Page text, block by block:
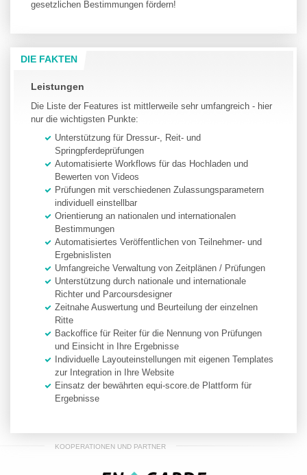
gesetzlichen Bestimmungen fördern!
DIE FAKTEN
Leistungen
Die Liste der Features ist mittlerweile sehr umfangreich - hier
nur die wichtigsten Punkte:
Unterstützung für Dressur-, Reit- und
Springpferdeprüfungen
Automatisierte Workflows für das Hochladen und
Bewerten von Videos
Prüfungen mit verschiedenen Zulassungsparametern
individuell einstellbar
Orientierung an nationalen und internationalen
Bestimmungen
Automatisiertes Veröffentlichen von Teilnehmer- und
Ergebnislisten
Umfangreiche Verwaltung von Zeitplänen / Prüfungen
Unterstützung durch nationale und internationale
Richter und Parcoursdesigner
Zeitnahe Auswertung und Beurteilung der einzelnen
Ritte
Backoffice für Reiter für die Nennung von Prüfungen
und Einsicht in Ihre Ergebnisse
Individuelle Layouteinstellungen mit eigenen Templates
zur Integration in Ihre Website
Einsatz der bewährten equi-score.de Plattform für
Ergebnisse
KOOPERATIONEN UND PARTNER